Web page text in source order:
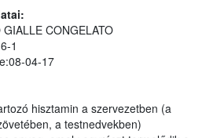
CONGELATO
1
04-17
hisztamin a szervezetben (a
a testnedvekben)